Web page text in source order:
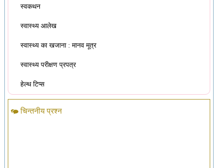
स्वकथन
स्वास्थ्य आलेख
स्वास्थ्य का खजाना : मानव मूत्र
स्वास्थ्य परीक्षण प्रपत्र
हेल्थ टिप्स
चिन्तनीय प्रश्न